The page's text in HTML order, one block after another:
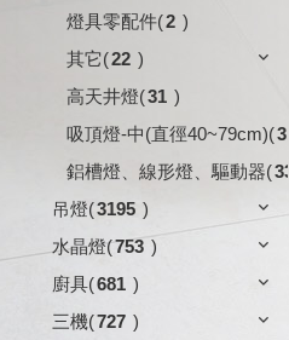
燈具零配件(2 )
其它(22 )
高天井燈(31 )
吸頂燈-中(直徑40~79cm)(3
鋁槽燈、線形燈、驅動器(33
吊燈(3195 )
水晶燈(753 )
廚具(681 )
三機(727 )